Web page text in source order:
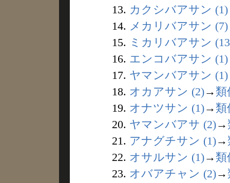
13. カクシバアサン (1)
14. メカリバアサン (7)
15. ミカリバアサン
16. エンコバアサン (1)
17. ヤマンバアサン (1)
18. オカアサン (2)→ 類
19. オナツサン (1)→ 類
20. ヤマンバアサ (2)→
21. アナグチサン (1)→
22. オサルサン (1)→ 類
23. オバアチャン (2)→